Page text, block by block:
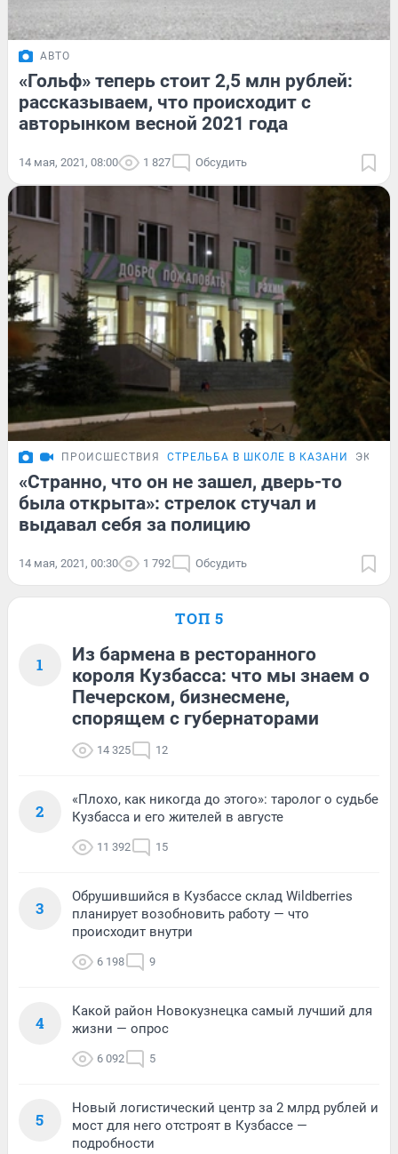
АВТО
«Гольф» теперь стоит 2,5 млн рублей:
рассказываем, что происходит с
авторынком весной 2021 года
14 мая, 2021, 08:00 1 827 Обсудить
ПРОИСШЕСТВИЯ СТРЕЛЬБА В ШКОЛЕ В КАЗАНИ
«Странно, что он не зашел, дверь-то
была открыта»: стрелок стучал и
выдавал себя за полицию
14 мая, 2021, 00:30 1 792 Обсудить
ТОП 5
1
Из бармена в ресторанного
короля Кузбасса: что мы знаем о
Печерском, бизнесмене,
спорящем с губернаторами
14 325 12
2
«Плохо, как никогда до этого»: таролог о судьбе
Кузбасса и его жителей в августе
11 392 15
3
Обрушившийся в Кузбассе склад Wildberries
планирует возобновить работу — что
происходит внутри
6 198 9
4
Какой район Новокузнецка самый лучший для
жизни — опрос
6 092 5
5
Новый логистический центр за 2 млрд рублей и
мост для него отстроят в Кузбассе —
подробности